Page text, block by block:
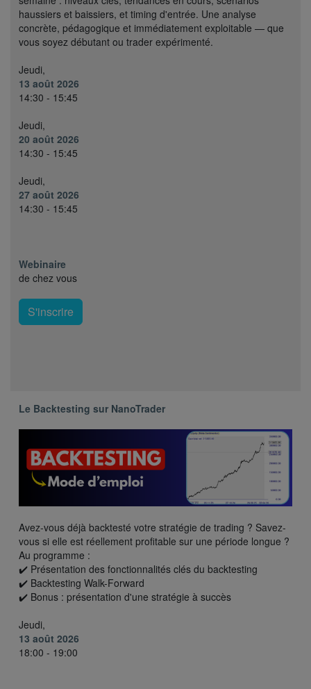
haussiers et baissiers, et timing d'entrée. Une analyse
concrète, pédagogique et immédiatement exploitable — que
vous soyez débutant ou trader expérimenté.
Jeudi,
13 août 2026
14:30 - 15:45
Jeudi,
20 août 2026
14:30 - 15:45
Jeudi,
27 août 2026
14:30 - 15:45
Webinaire
de chez vous
S'inscrire
Le Backtesting sur NanoTrader
Avez-vous déjà backtesté votre stratégie de trading ? Savez-
vous si elle est réellement profitable sur une période longue ?
Au programme :
✔️ Présentation des fonctionnalités clés du backtesting
✔️ Backtesting Walk-Forward
✔️ Bonus : présentation d'une stratégie à succès
Jeudi,
13 août 2026
18:00 - 19:00